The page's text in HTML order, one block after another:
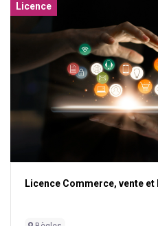
Licence
Licence Commerce, vente et